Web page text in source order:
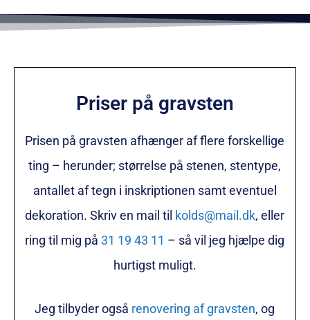
Priser på gravsten
Prisen på gravsten afhænger af flere forskellige
ting – herunder; størrelse på stenen, stentype,
antallet af tegn i inskriptionen samt eventuel
dekoration. Skriv en mail til kolds@mail.dk, eller
ring til mig på 31 19 43 11 – så vil jeg hjælpe dig
hurtigst muligt.
Jeg tilbyder også renovering af gravsten, og